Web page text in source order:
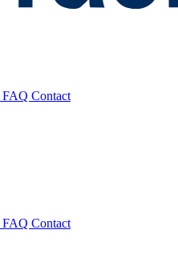
FAQ Contact
FAQ Contact